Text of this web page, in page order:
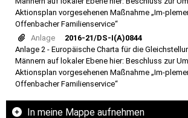
Aktionsplan vorgesehenen Maßnahme „Im-
Offenbacher Familienservice“
Anlage
2016-21/DS-I(A)0844
Anlage 2 - Europäische Charta für die
Männern auf lokaler Ebene hier: Beschluss zur
Aktionsplan vorgesehenen Maßnahme „Im-
Offenbacher Familienservice“
In meine Mappe aufnehmen